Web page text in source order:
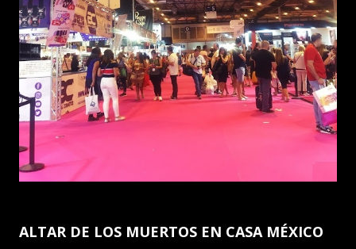
ALTAR DE LOS MUERTOS EN CASA MÉXICO